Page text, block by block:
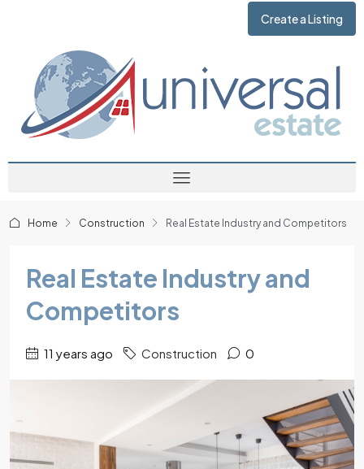
Create a Listing
Home Construction Real Estate Industry and Competitors
Real Estate Industry and
Competitors
11 years ago Construction 0